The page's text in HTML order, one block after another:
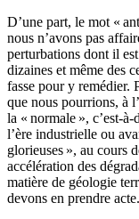
D’une part, le mot «
nous n’avons pas
perturbations dont il
dizaines et même des
fasse pour y remédier.
que nous pourrions, à
la « normale », c’est-
l’ère industrielle ou
glorieuses », au cours
accélération des
matière de géologie
devons en prendre acte.